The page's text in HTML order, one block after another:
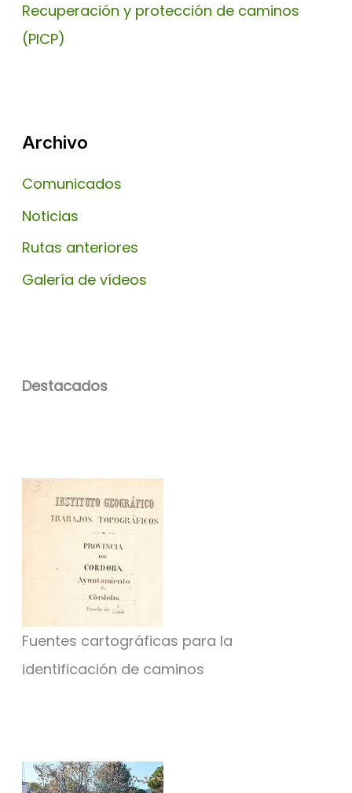
Recuperación y protección de caminos
(PICP)
Archivo
Comunicados
Noticias
Rutas anteriores
Galería de vídeos
Destacados
Fuentes cartográficas para la
identificación de caminos